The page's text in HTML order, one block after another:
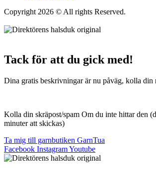
Copyright 2026 © All rights Reserved.
Tack för att du gick med!
Dina gratis beskrivningar är nu påväg, kolla din
Kolla din skräpost/spam Om du inte hittar den
minuter att skickas)
Ta mig till garnbutiken GarnTua
Facebook InstagramYoutube